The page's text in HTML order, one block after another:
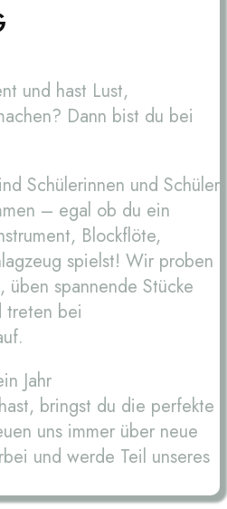
und hast Lust,
Dann bist du bei
Schülerinnen und Schüler
– egal ob du ein
Blockflöte,
spielst! Wir proben
üben spannende Stücke
treten bei
Jahr
bringst du die perfekte
uns immer über neue
und werde Teil unseres